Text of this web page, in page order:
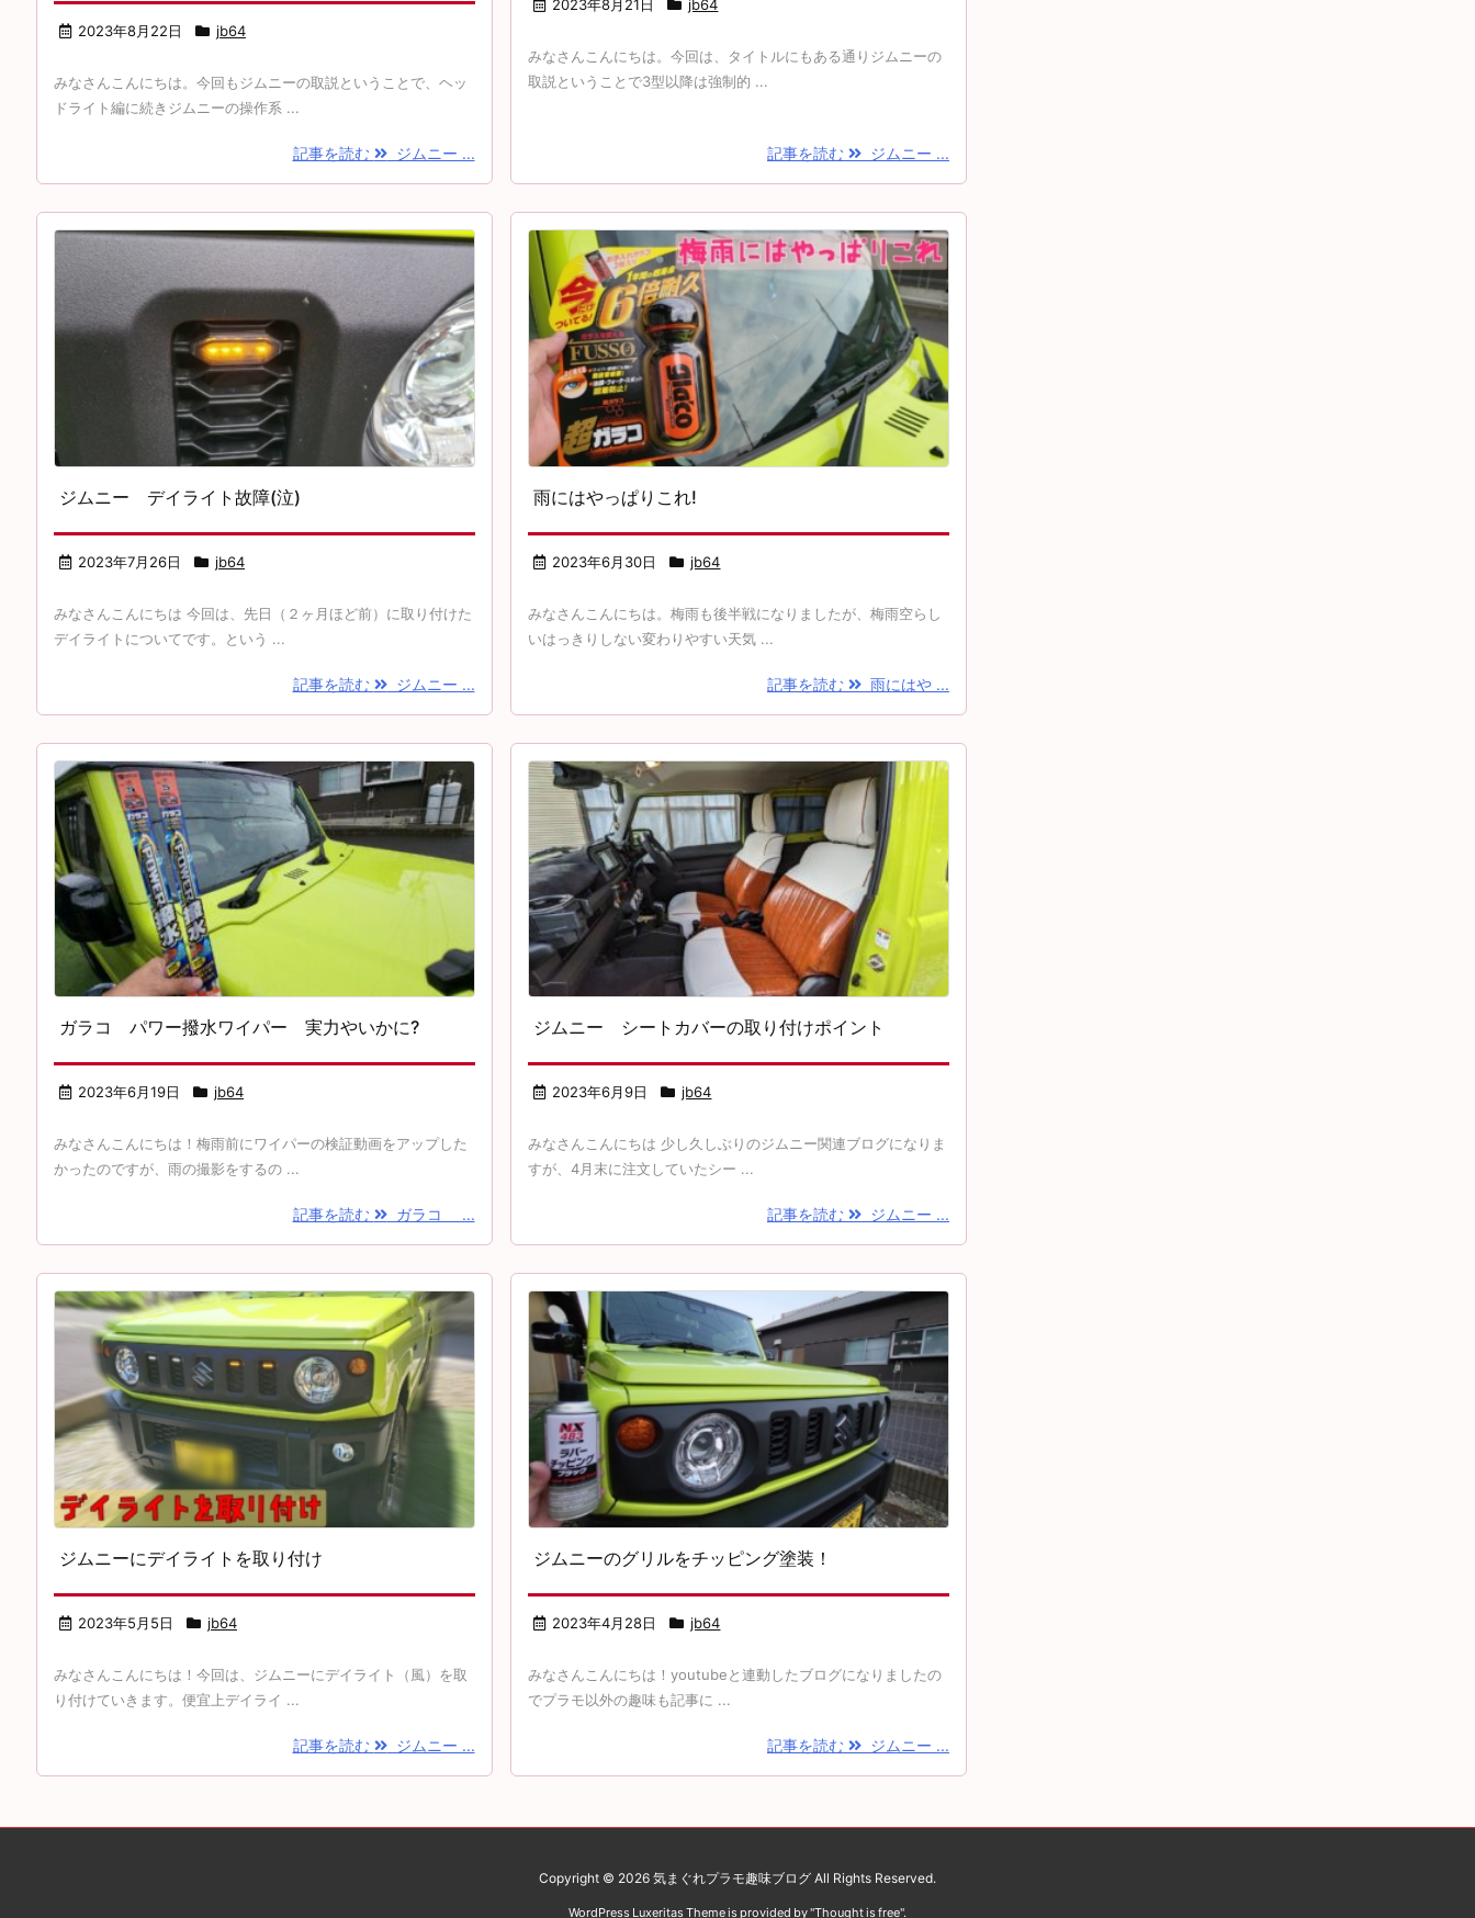
2023年8月22日 jb64
みなさんこんにちは。今回もジムニーの取説ということで、ヘッ
ドライト編に続きジムニーの操作系 ...
記事を読む ジムニー ...
2023年8月21日 jb64
みなさんこんにちは。今回は、タイトルにもある通りジムニーの
取説ということで3型以降は強制的 ...
記事を読む ジムニー ...
ジムニー デイライト故障(泣)
2023年7月26日 jb64
みなさんこんにちは 今回は、先日（２ヶ月ほど前）に取り付けた
デイライトについてです。という ...
記事を読む ジムニー ...
雨にはやっぱりこれ!
2023年6月30日 jb64
みなさんこんにちは。梅雨も後半戦になりましたが、梅雨空らし
いはっきりしない変わりやすい天気 ...
記事を読む 雨にはや ...
ガラコ パワー撥水ワイパー 実力やいかに?
2023年6月19日 jb64
みなさんこんにちは！梅雨前にワイパーの検証動画をアップした
かったのですが、雨の撮影をするの ...
記事を読む ガラコ ...
ジムニー シートカバーの取り付けポイント
2023年6月9日 jb64
みなさんこんにちは 少し久しぶりのジムニー関連ブログになりま
すが、4月末に注文していたシー ...
記事を読む ジムニー ...
ジムニーにデイライトを取り付け
2023年5月5日 jb64
みなさんこんにちは！今回は、ジムニーにデイライト（風）を取
り付けていきます。便宜上デイライ ...
記事を読む ジムニー ...
ジムニーのグリルをチッピング塗装！
2023年4月28日 jb64
みなさんこんにちは！youtubeと連動したブログになりましたの
でプラモ以外の趣味も記事に ...
記事を読む ジムニー ...
Copyright © 2026 気まぐれプラモ趣味ブログ All Rights Reserved.
WordPress Luxeritas Theme is provided by "Thought is free".